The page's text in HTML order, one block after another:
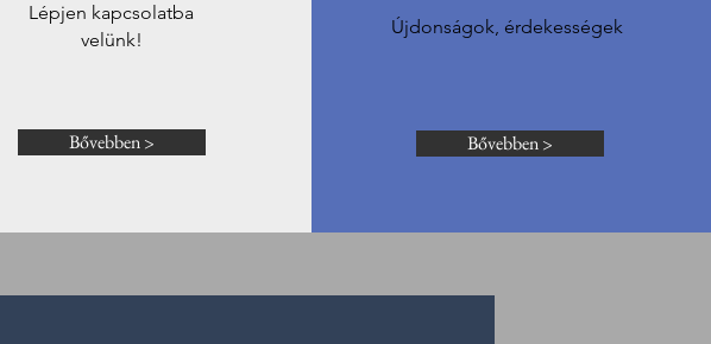
Lépjen kapcsolatba
velünk!
Bővebben >
Újdonságok, érdekességek
Bővebben >